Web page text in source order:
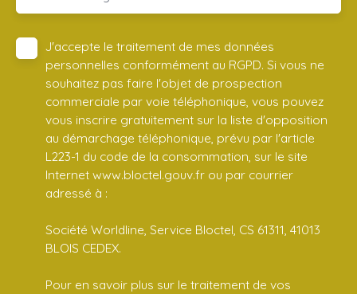
J'accepte le traitement de mes données
personnelles conformément au RGPD. Si vous ne
souhaitez pas faire l'objet de prospection
commerciale par voie téléphonique, vous pouvez
vous inscrire gratuitement sur la liste d'opposition
au démarchage téléphonique, prévu par l'article
L223-1 du code de la consommation, sur le site
Internet www.bloctel.gouv.fr ou par courrier
adressé à :
Société Worldline, Service Bloctel, CS 61311, 41013
BLOIS CEDEX.
Pour en savoir plus sur le traitement de vos